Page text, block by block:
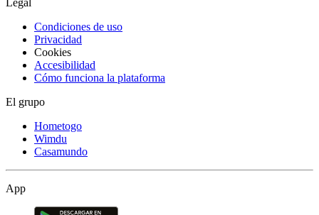
Condiciones de uso
Privacidad
Cookies
Accesibilidad
Cómo funciona la plataforma
El grupo
Hometogo
Wimdu
Casamundo
App